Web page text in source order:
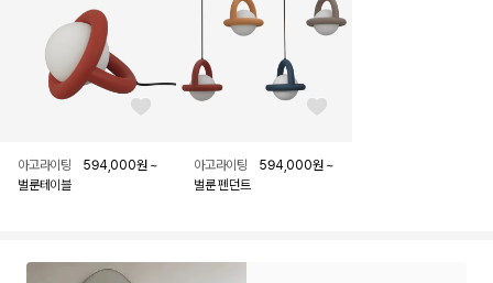
좋아요 버튼
아고라이팅
벌룬테이블
594,000원 ~
좋아요 버튼
아고라이팅
벌룬 펜던트
594,000원 ~